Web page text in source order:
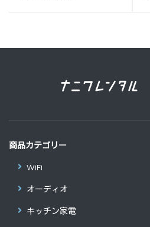
商品カテゴリー
WiFi
オーディオ
キッチン家電